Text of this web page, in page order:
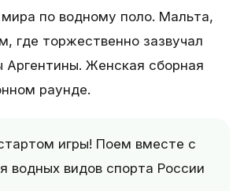
по водному поло. Мальта,
где торжественно зазвучал
Женская сборная
раунде.
игры! Поем вместе с
водных видов спорта России